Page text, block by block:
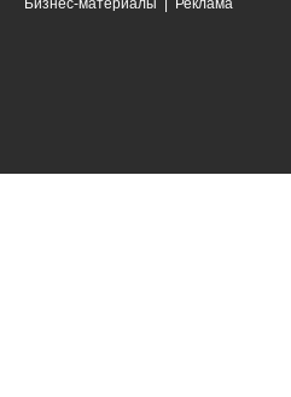
Бизнес-материалы Реклама